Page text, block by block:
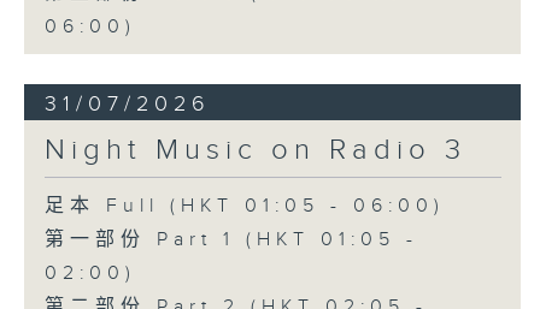
06:00)
31/07/2026
Night Music on Radio 3
足本 Full (HKT 01:05 - 06:00)
第一部份 Part 1 (HKT 01:05 -
02:00)